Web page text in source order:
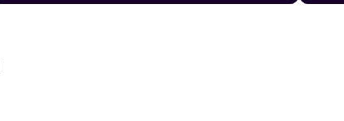
передвижение по острову должно быть таким же